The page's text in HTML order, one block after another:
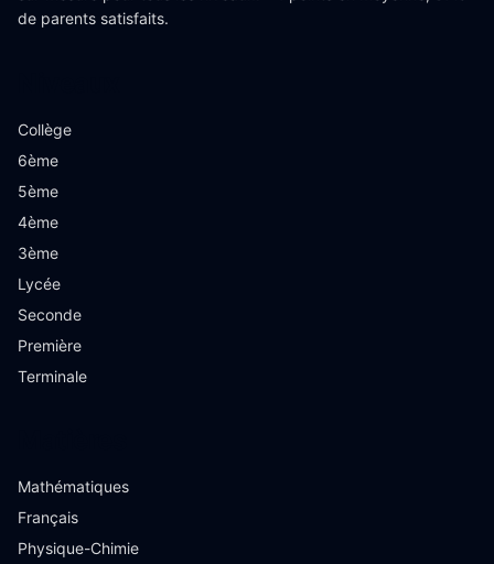
de parents satisfaits.
Collège
6ème
5ème
4ème
3ème
Lycée
Seconde
Première
Terminale
Mathématiques
Français
Physique-Chimie